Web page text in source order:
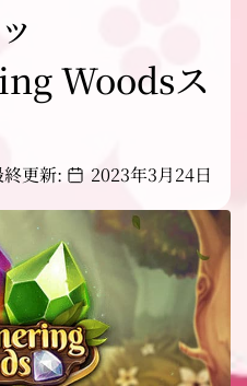
Woodsス
更新: 2023年3月24日